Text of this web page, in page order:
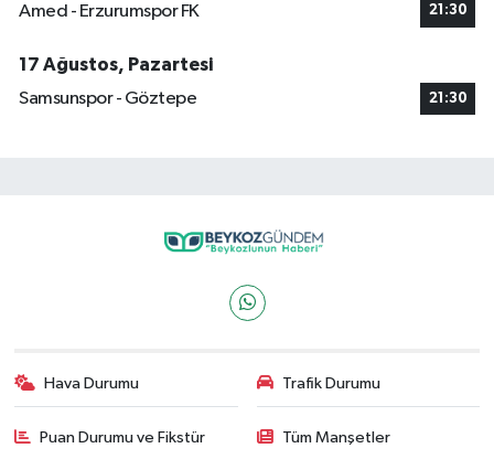
Amed - Erzurumspor FK 21:30
17 Ağustos, Pazartesi
Samsunspor - Göztepe
21:30
Hava Durumu Trafik Durumu
Puan Durumu ve Fikstür Tüm Manşetler